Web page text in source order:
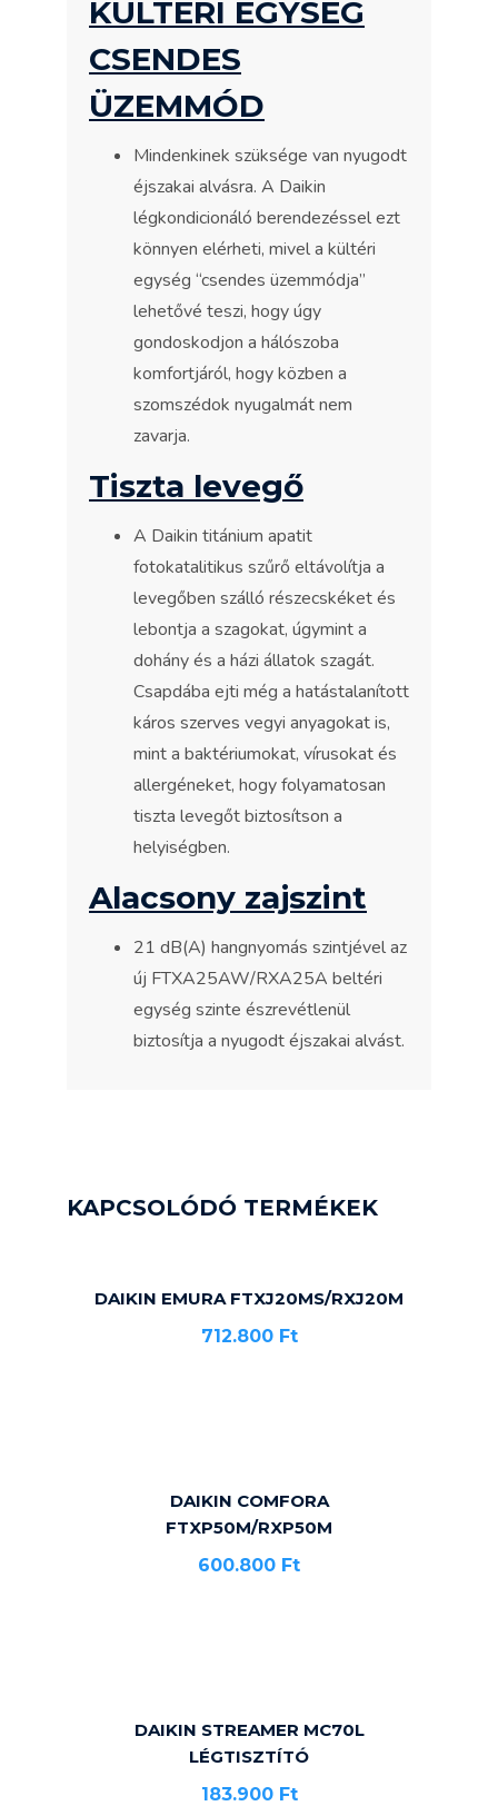
KÜLTÉRI EGYSÉG
CSENDES
ÜZEMMÓD
Mindenkinek szüksége van nyugodt
éjszakai alvásra. A Daikin
légkondicionáló berendezéssel ezt
könnyen elérheti, mivel a kültéri
egység “csendes üzemmódja”
lehetővé teszi, hogy úgy
gondoskodjon a hálószoba
komfortjáról, hogy közben a
szomszédok nyugalmát nem
zavarja.
Tiszta levegő
A Daikin titánium apatit
fotokatalitikus szűrő eltávolítja a
levegőben szálló részecskéket és
lebontja a szagokat, úgymint a
dohány és a házi állatok szagát.
Csapdába ejti még a hatástalanított
káros szerves vegyi anyagokat is,
mint a baktériumokat, vírusokat és
allergéneket, hogy folyamatosan
tiszta levegőt biztosítson a
helyiségben.
Alacsony zajszint
21 dB(A) hangnyomás szintjével az
új FTXA25AW/RXA25A beltéri
egység szinte észrevétlenül
biztosítja a nyugodt éjszakai alvást.
KAPCSOLÓDÓ TERMÉKEK
DAIKIN EMURA FTXJ20MS/RXJ20M
712.800 Ft
DAIKIN COMFORA
FTXP50M/RXP50M
600.800 Ft
DAIKIN STREAMER MC70L
LÉGTISZTÍTÓ
183.900 Ft